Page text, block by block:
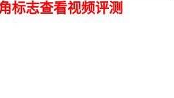
标志查看视频评测